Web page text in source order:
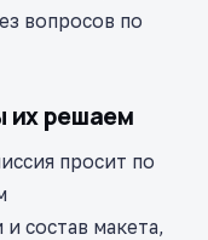
вопросов по
их решаем
просит по
состав макета,